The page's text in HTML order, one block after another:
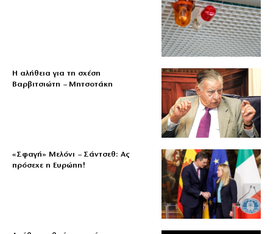
Η αλήθεια για τη σχέση
Βαρβιτσιώτη – Μητσοτάκη
«Σφαγή» Μελόνι – Σάντσεθ: Ας
πρόσεχε η Ευρώπη!